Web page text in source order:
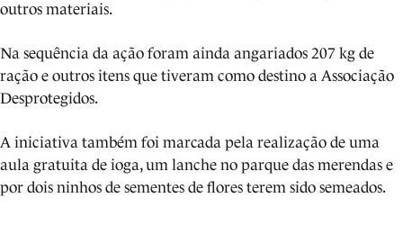
outros materiais.
Na sequência da ação foram ainda angariados 207 kg de
ração e outros itens que tiveram como destino a Associação
Desprotegidos.
A iniciativa também foi marcada pela realização de uma
aula gratuita de ioga, um lanche no parque das merendas e
por dois ninhos de sementes de flores terem sido semeados.